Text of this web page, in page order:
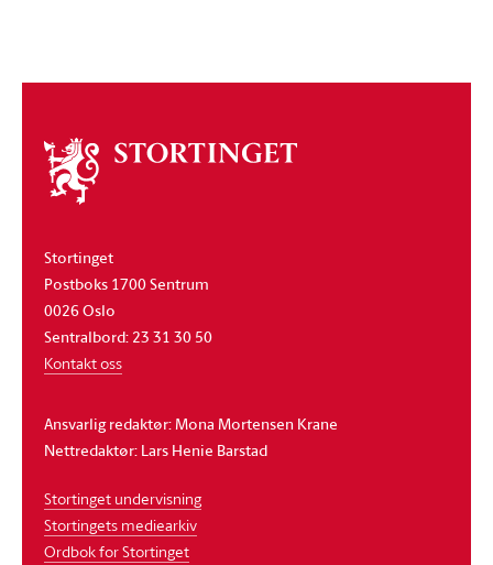
Om
stortinget
Stortinget
Postboks 1700 Sentrum
0026 Oslo
Sentralbord: 23 31 30 50
Kontakt oss
Ansvarlig redaktør: Mona Mortensen Krane
Nettredaktør: Lars Henie Barstad
Stortinget undervisning
Stortingets mediearkiv
Ordbok for Stortinget